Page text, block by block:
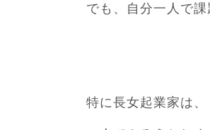
でも、自分一人で
特に長女起業家は、